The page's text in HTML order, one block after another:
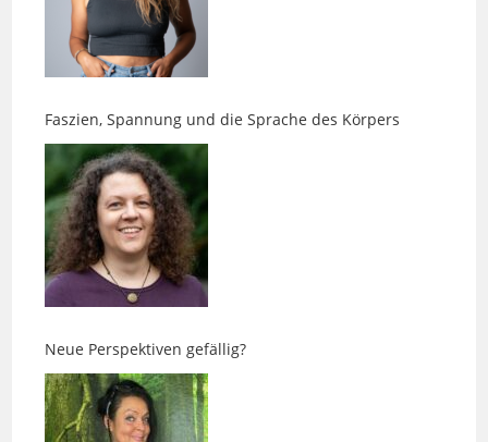
Faszien, Spannung und die Sprache des Körpers
Neue Perspektiven gefällig?